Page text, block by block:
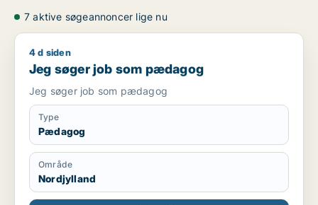
7 aktive søgeannoncer lige nu
Jeg søger job som pædagog
4 d siden
Jeg søger job som pædagog
Jeg søger job som pædagog
Type
Pædagog
Område
Nordjylland